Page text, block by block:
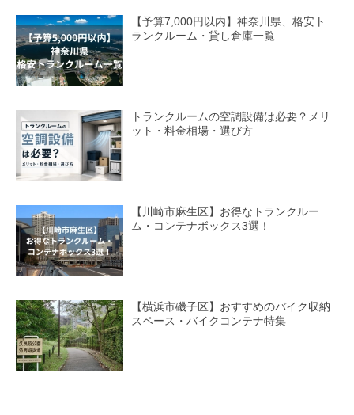
【予算7,000円以内】神奈川県、格安ト
ランクルーム・貸し倉庫一覧
トランクルームの空調設備は必要？メリ
ット・料金相場・選び方
【川崎市麻生区】お得なトランクルー
ム・コンテナボックス3選！
【横浜市磯子区】おすすめのバイク収納
スペース・バイクコンテナ特集